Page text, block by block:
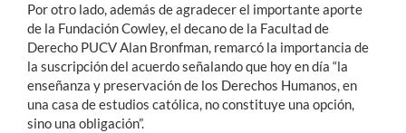
Por otro lado, además de agradecer el importante aporte
de la Fundación Cowley, el decano de la Facultad de
Derecho PUCV Alan Bronfman, remarcó la importancia de
la suscripción del acuerdo señalando que hoy en día “la
enseñanza y preservación de los Derechos Humanos, en
una casa de estudios católica, no constituye una opción,
sino una obligación”.